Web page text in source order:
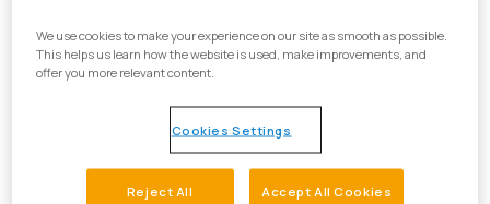
We beantwoorden graag je
Veel antwoorden zijn te vinden op onzesupport
We use cookies to make your experience on our site as smooth as possible.
This helps us learn how the website is used, make improvements, and
offer you more relevant content.
Cookies Settings
Reject All Accept All Cookies